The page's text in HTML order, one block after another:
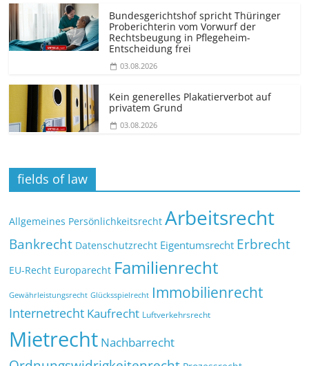
Bundesgerichtshof spricht Thüringer
Proberichterin vom Vorwurf der
Rechtsbeugung in Pflegeheim-
Entscheidung frei
03.08.2026
Kein generelles Plakatierverbot auf
privatem Grund
03.08.2026
fields of law
Allgemeines Persönlichkeitsrecht Arbeitsrecht
Bankrecht Datenschutzrecht Eigentumsrecht Erbrecht
EU-Recht Europarecht Familienrecht
Gewährleistungsrecht Glücksspielrecht Immobilienrecht
Internetrecht Kaufrecht Luftverkehrsrecht
Mietrecht Nachbarrecht